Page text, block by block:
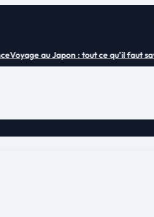
au Japon : tout ce qu’il faut